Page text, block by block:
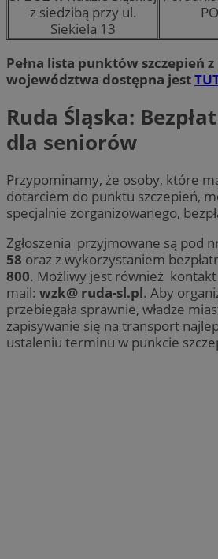
z siedzibą przy ul.
Siekiela 13
Pełna lista punktów szczepień z
województwa dostępna jest
Ruda Śląska:
dla seniorów
Przypominamy, że osoby, które
dotarciem do punktu szczepień,
specjalnie zorganizowanego,
Zgłoszenia przyjmowane są pod
58 oraz z wykorzystaniem
800. Możliwy jest również kontakt
mail: wzk@ ruda-sl.pl. Aby
przebiegała sprawnie, władze
zapisywanie się na transport
ustaleniu terminu w punkcie